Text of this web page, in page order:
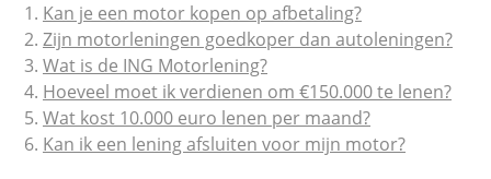
Kan je een motor kopen op afbetaling?
Zijn motorleningen goedkoper dan autoleningen?
Wat is de ING Motorlening?
Hoeveel moet ik verdienen om €150.000 te lenen?
Wat kost 10.000 euro lenen per maand?
Kan ik een lening afsluiten voor mijn motor?